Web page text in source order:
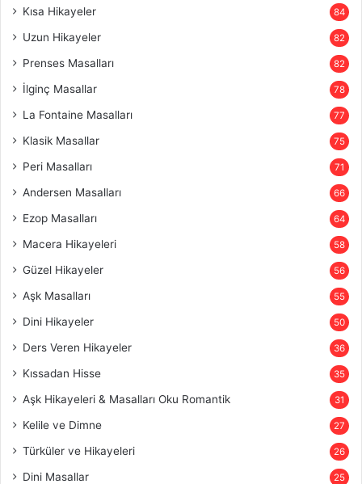
Kısa Hikayeler 84
Uzun Hikayeler 82
Prenses Masalları 82
İlginç Masallar 78
La Fontaine Masalları 77
Klasik Masallar 75
Peri Masalları 71
Andersen Masalları 66
Ezop Masalları 64
Macera Hikayeleri 58
Güzel Hikayeler 56
Aşk Masalları 55
Dini Hikayeler 50
Ders Veren Hikayeler 36
Kıssadan Hisse 35
Aşk Hikayeleri & Masalları Oku Romantik 31
Kelile ve Dimne 27
Türküler ve Hikayeleri 26
Dini Masallar 25